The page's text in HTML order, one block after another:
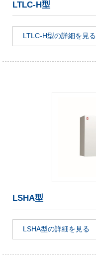
LTLC-H型
LTLC-H型の詳細を見る
LSHA型
LSHA型の詳細を見る